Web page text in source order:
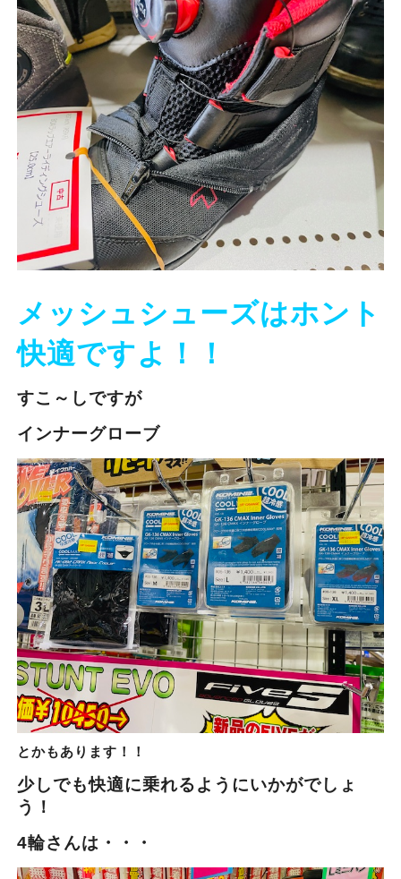
メッシュシューズはホント
快適ですよ！！
すこ～しですが
インナーグローブ
とかもあります！！
少しでも快適に乗れるようにいかがでしょ
う！
4輪さんは・・・